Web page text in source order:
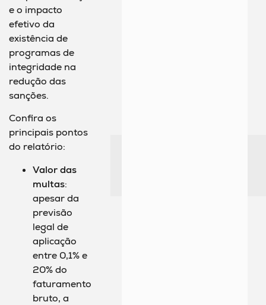
e o impacto
efetivo da
existência de
programas de
integridade na
redução das
sanções.
Confira os
principais pontos
do relatório:
Valor das
multas:
apesar da
previsão
legal de
aplicação
entre 0,1% e
20% do
faturamento
bruto, a